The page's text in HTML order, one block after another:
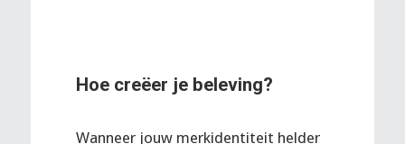
Hoe creëer je beleving?
Wanneer jouw merkidentiteit helder